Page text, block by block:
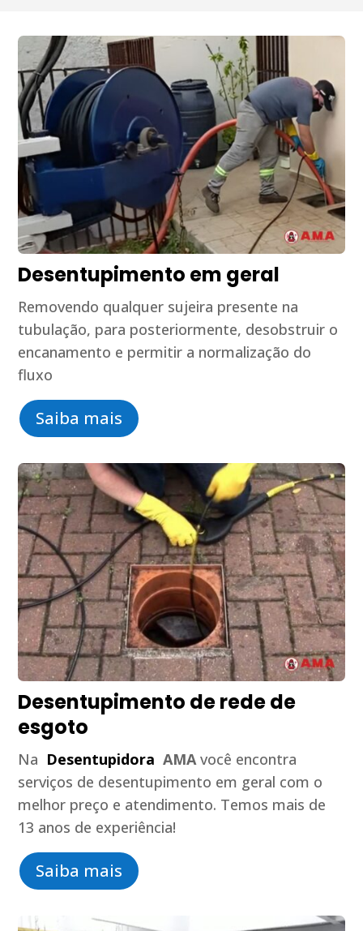
Desentupimento em geral
Removendo qualquer sujeira presente na
tubulação, para posteriormente, desobstruir o
encanamento e permitir a normalização do
fluxo
Saiba mais
Desentupimento de rede de
esgoto
Na Desentupidora AMAvocê encontra
serviços de desentupimento em geral com o
melhor preço e atendimento. Temos mais de
13 anos de experiência!
Saiba mais